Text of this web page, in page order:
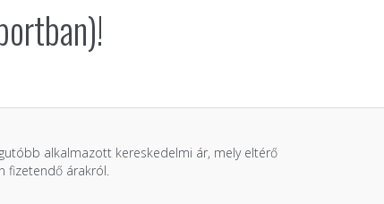
alkalmazott kereskedelmi ár, mely eltérő
fizetendő árakról.